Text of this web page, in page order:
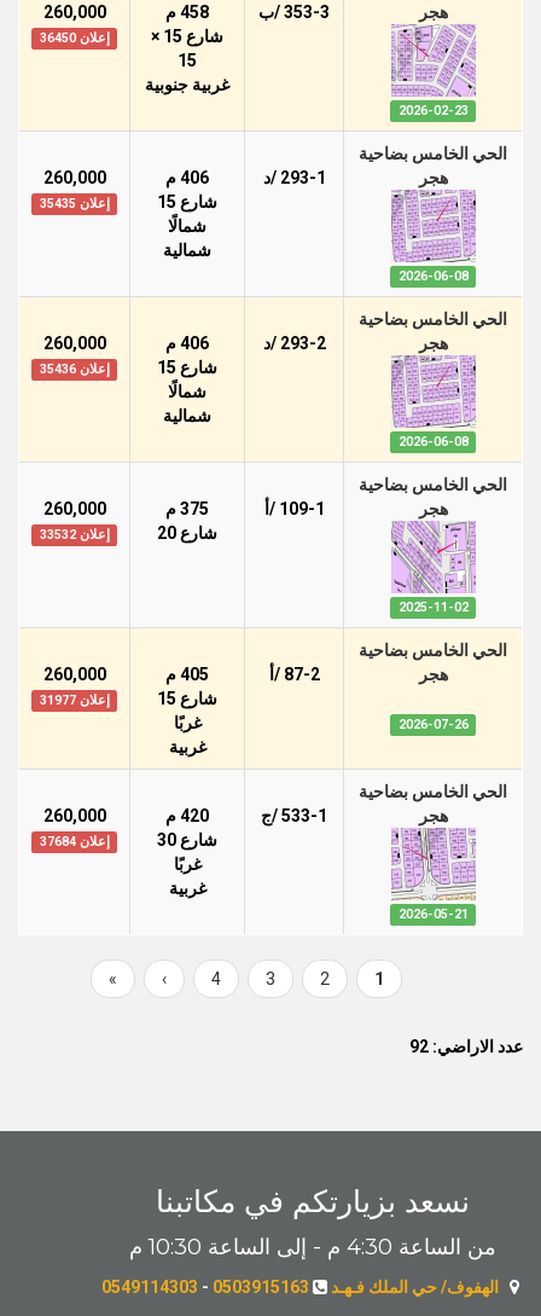
هجر
2026-02-23
353-3 /ب
458 م
شارع 15 ×
15
غربية جنوبية
260,000
إعلان 36450
الحي الخامس بضاحية
هجر
2026-06-08
293-1 /د
406 م
شارع 15
شمالًا
شمالية
260,000
إعلان 35435
الحي الخامس بضاحية
هجر
2026-06-08
293-2 /د
406 م
شارع 15
شمالًا
شمالية
260,000
إعلان 35436
الحي الخامس بضاحية
هجر
2025-11-02
109-1 /أ
375 م
شارع 20
260,000
إعلان 33532
الحي الخامس بضاحية
هجر
2026-07-26
87-2 /أ
405 م
شارع 15
غربًا
غربية
260,000
إعلان 31977
الحي الخامس بضاحية
هجر
2026-05-21
533-1 /ج
420 م
شارع 30
غربًا
غربية
260,000
إعلان 37684
Current
page
1
Page
2
Page
3
Page
4
Next
page
›
Last
page
»
عدد الاراضي: 92
نسعد بزيارتكم في مكاتبنا
من الساعة 4:30 م - إلى الساعة 10:30 م
الهفوف/ حي الملك فـهـد 0503915163
-
0549114303